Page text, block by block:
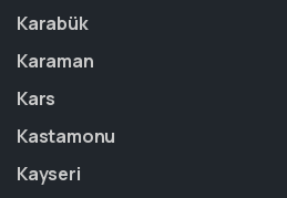
Karabük
Karaman
Kars
Kastamonu
Kayseri